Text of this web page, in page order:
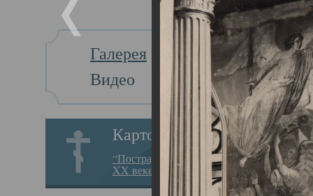
Галерея
Видео
Картотека
“Пострадавшие за веру в
XX веке на Севере”
Главная